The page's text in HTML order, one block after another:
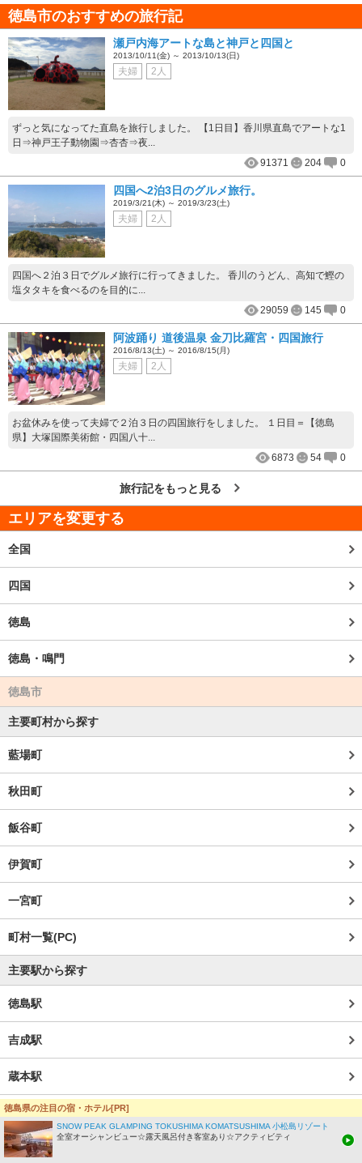
徳島市のおすすめの旅行記
瀬戸内海アートな島と神戸と四国と
2013/10/11(金) ～ 2013/10/13(日)
夫婦 2人
ずっと気になってた直島を旅行しました。 【1日目】香川県直島でアートな1
日⇒神戸王子動物園⇒杏杏⇒夜...
91371
204 0
四国へ2泊3日のグルメ旅行。
2019/3/21(木) ～ 2019/3/23(土)
夫婦 2人
四国へ２泊３日でグルメ旅行に行ってきました。 香川のうどん、高知で鰹の
塩タタキを食べるのを目的に...
29059
145 0
阿波踊り 道後温泉 金刀比羅宮・四国旅行
2016/8/13(土) ～ 2016/8/15(月)
夫婦 2人
お盆休みを使って夫婦で２泊３日の四国旅行をしました。 １日目＝【徳島
県】大塚国際美術館・四国八十...
6873
54 0
旅行記をもっと見る
エリアを変更する
全国
四国
徳島
徳島・鳴門
徳島市
主要町村から探す
藍場町
秋田町
飯谷町
伊賀町
一宮町
町村一覧(PC)
主要駅から探す
徳島駅
吉成駅
蔵本駅
鮎喰駅
府中駅
徳島県の注目の宿・ホテル[PR]
SNOW PEAK GLAMPING TOKUSHIMA KOMATSUSHIMA 小松島リゾート
全室オーシャンビュー☆露天風呂付き客室あり☆アクティビティ